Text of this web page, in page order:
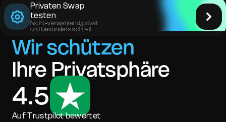
Privaten Swap
testen
Nicht-verwahrend, privat
und besonders schnell
Wir schützen
Ihre Privatsphäre
4.5
Auf Trustpilot bewertet